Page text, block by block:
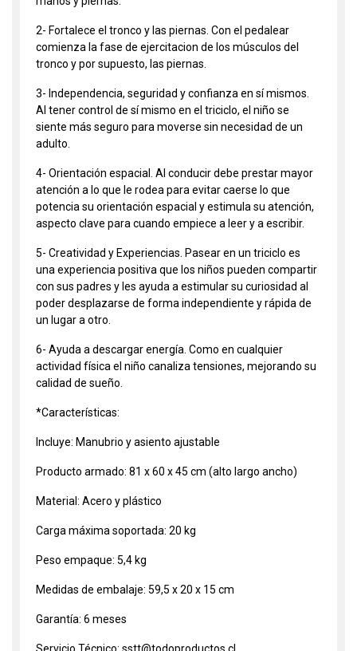
2- Fortalece el tronco y las piernas. Con el pedalear
comienza la fase de ejercitacion de los músculos del
tronco y por supuesto, las piernas.
3- Independencia, seguridad y confianza en sí mismos.
Al tener control de sí mismo en el triciclo, el niño se
siente más seguro para moverse sin necesidad de un
adulto.
4- Orientación espacial. Al conducir debe prestar mayor
atención a lo que le rodea para evitar caerse lo que
potencia su orientación espacial y estimula su atención,
aspecto clave para cuando empiece a leer y a escribir.
5- Creatividad y Experiencias. Pasear en un triciclo es
una experiencia positiva que los niños pueden compartir
con sus padres y les ayuda a estimular su curiosidad al
poder desplazarse de forma independiente y rápida de
un lugar a otro.
6- Ayuda a descargar energía. Como en cualquier
actividad física el niño canaliza tensiones, mejorando su
calidad de sueño.
*Características:
Incluye: Manubrio y asiento ajustable
Producto armado: 81 x 60 x 45 cm (alto largo ancho)
Material: Acero y plástico
Carga máxima soportada: 20 kg
Peso empaque: 5,4 kg
Medidas de embalaje: 59,5 x 20 x 15 cm
Garantía: 6 meses